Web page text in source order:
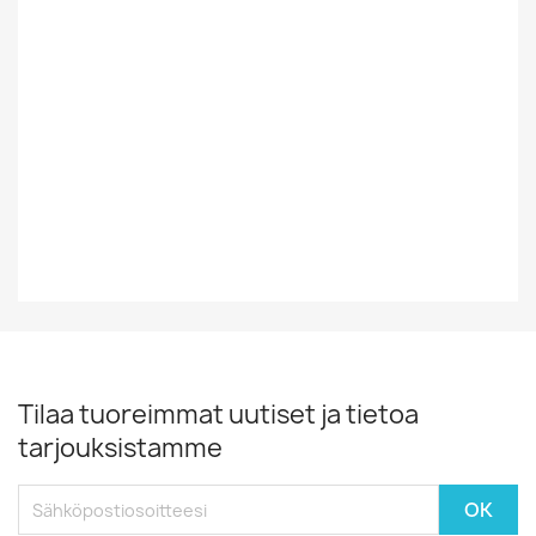
Tilaa tuoreimmat uutiset ja tietoa
tarjouksistamme